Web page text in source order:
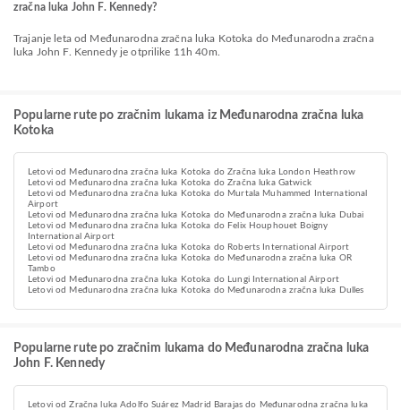
zračna luka John F. Kennedy?
Trajanje leta od Međunarodna zračna luka Kotoka do Međunarodna zračna
luka John F. Kennedy je otprilike 11h 40m.
Popularne rute po zračnim lukama iz Međunarodna zračna luka
Kotoka
Letovi od Međunarodna zračna luka Kotoka do Zračna luka London Heathrow
Letovi od Međunarodna zračna luka Kotoka do Zračna luka Gatwick
Letovi od Međunarodna zračna luka Kotoka do Murtala Muhammed International
Airport
Letovi od Međunarodna zračna luka Kotoka do Međunarodna zračna luka Dubai
Letovi od Međunarodna zračna luka Kotoka do Felix Houphouet Boigny
International Airport
Letovi od Međunarodna zračna luka Kotoka do Roberts International Airport
Letovi od Međunarodna zračna luka Kotoka do Međunarodna zračna luka OR
Tambo
Letovi od Međunarodna zračna luka Kotoka do Lungi International Airport
Letovi od Međunarodna zračna luka Kotoka do Međunarodna zračna luka Dulles
Popularne rute po zračnim lukama do Međunarodna zračna luka
John F. Kennedy
Letovi od Zračna luka Adolfo Suárez Madrid Barajas do Međunarodna zračna luka